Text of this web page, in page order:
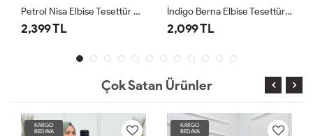
Petrol Nisa Elbise Tesettür Giyim
2,399 TL
İndigo Berna Elbise Tesettür Giyim
2,099 TL
Çok Satan Ürünler
KARGO
BEDAVA
KARGO
BEDAVA